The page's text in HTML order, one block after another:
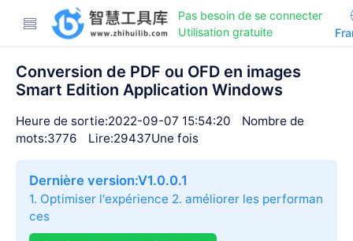
Pas besoin de se connecter
Utilisation gratuite
Conversion de PDF ou OFD en images
Smart Edition Application Windows
Heure de sortie:2022-09-07 15:54:20
Nombre de
mots:3776
Lire:29437Une fois
Dernière version:V1.0.0.1
1. Optimiser l'expérience 2. améliorer les performan
ces